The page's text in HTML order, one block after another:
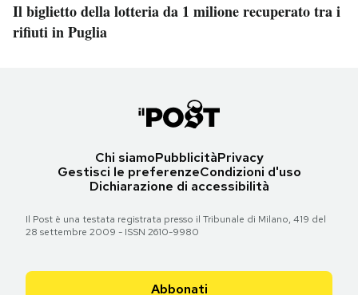
Il biglietto della lotteria da 1 milione recuperato tra i
rifiuti in Puglia
Chi siamoPubblicitàPrivacy
Gestisci le preferenzeCondizioni d'uso
Dichiarazione di accessibilità
Il Post è una testata registrata presso il Tribunale di Milano, 419 del
28 settembre 2009 - ISSN 2610-9980
Abbonati